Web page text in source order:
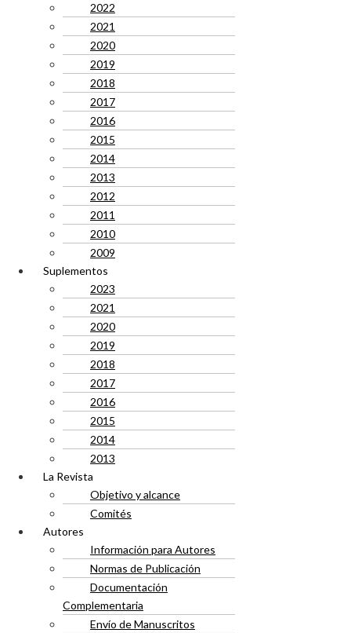
2022
2021
2020
2019
2018
2017
2016
2015
2014
2013
2012
2011
2010
2009
Suplementos
2023
2021
2020
2019
2018
2017
2016
2015
2014
2013
La Revista
Objetivo y alcance
Comités
Autores
Información para Autores
Normas de Publicación
Documentación
Complementaria
Envío de Manuscritos